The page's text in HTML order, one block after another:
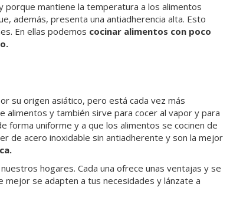
porque mantiene la temperatura a los alimentos
además, presenta una antiadherencia alta. Esto
En ellas podemos cocinar alimentos con poco
su origen asiático, pero está cada vez más
y también sirve para cocer al vapor y para
forma uniforme y a que los alimentos se cocinen de
de acero inoxidable sin antiadherente y son la mejor
hogares. Cada una ofrece unas ventajas y se
mejor se adapten a tus necesidades y lánzate a